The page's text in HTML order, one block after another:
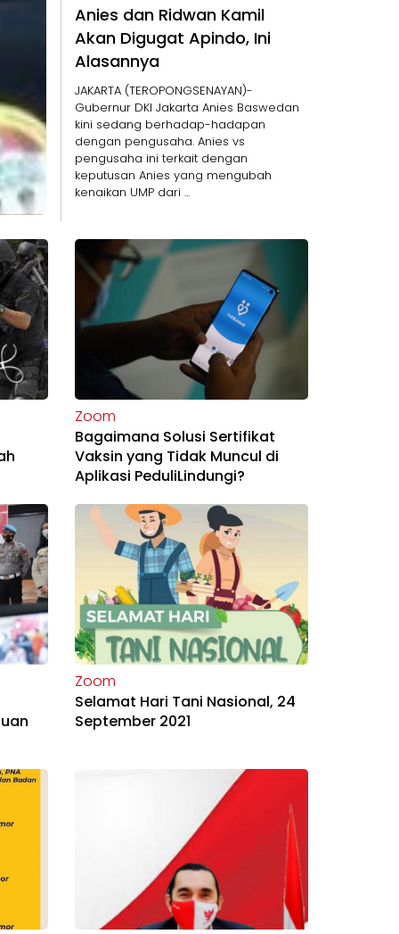
Anies dan Ridwan Kamil
Akan Digugat Apindo, Ini
Alasannya
JAKARTA (TEROPONGSENAYAN)-
Gubernur DKI Jakarta Anies Baswedan
kini sedang berhadap-hadapan
dengan pengusaha. Anies vs
pengusaha ini terkait dengan
keputusan Anies yang mengubah
kenaikan UMP dari ...
Zoom
Bagaimana Solusi Sertifikat
Vaksin yang Tidak Muncul di
Aplikasi PeduliLindungi?
Zoom
Selamat Hari Tani Nasional, 24
September 2021